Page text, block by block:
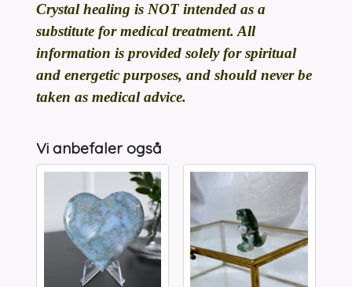
Crystal healing is NOT intended as a
substitute for medical treatment. All
information is provided solely for spiritual
and energetic purposes, and should never be
taken as medical advice.
Vi anbefaler også